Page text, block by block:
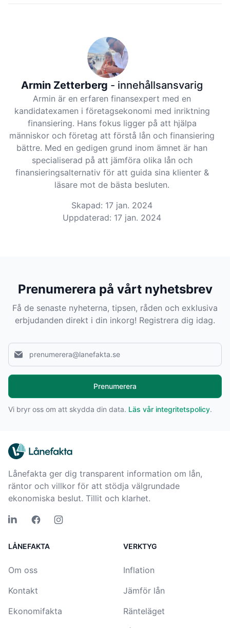
Armin Zetterberg - innehållsansvarig
Armin är en erfaren finansexpert med en
kandidatexamen i företagsekonomi med inriktning
finansiering. Hans fokus ligger på att hjälpa
människor och företag att förstå lån och finansiering
bättre. Med en gedigen grund inom ämnet är han
specialiserad på att jämföra olika lån och
finansieringsalternativ för att guida sina klienter &
läsare mot de bästa besluten.
Skapad: 17 jan. 2024
Uppdaterad: 17 jan. 2024
Prenumerera på vårt nyhetsbrev
Få de senaste nyheterna, tipsen, råden och exklusiva
erbjudanden direkt i din inkorg! Registrera dig idag.
Prenumerera
Vi bryr oss om att skydda din data. Läs vår integritetspolicy.
Lånefakta ger dig transparent information om lån,
räntor och villkor för att stödja välgrundade
ekonomiska beslut. Tillit och klarhet.
LÅNEFAKTA
Om oss
Kontakt
Ekonomifakta
VERKTYG
Inflation
Jämför lån
Ränteläget